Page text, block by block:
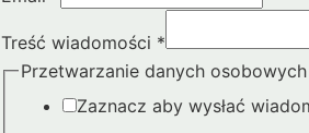
Treść wiadomości *
Przetwarzanie danych osobowych
Zaznacz aby wysłać